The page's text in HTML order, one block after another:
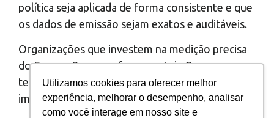
Utilizamos cookies para oferecer melhor
experiência, melhorar o desempenho, analisar
como você interage em nosso site e
política seja aplicada de forma consistente e que
os dados de emissão sejam exatos e auditáveis.
Organizações que investem na medição precisa
do Escopo 3 e noenforcementvia Governança
tecnológica obtêm benefícios estratégicos
imediatos, tais como: